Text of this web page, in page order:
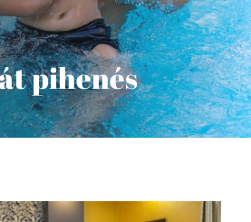
pihenés